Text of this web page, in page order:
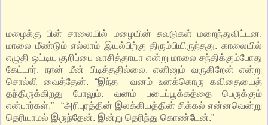
மழைக்கு பின் சாலையில் மழையின் சுவடுகள் மறைந்துவிட்டன.
மாலை மீண்டும் எல்லாம் இயல்பிற்கு திரும்பியிருந்தது. காலையில்
எழுதி ஒட்டிய குறிப்பை வாசித்தாயா என்று மாலை சந்திக்கும்போது
கேட்டார். நான் மீன் பிடித்ததில்லை. எனினும் வருகிறேன் என்று
சொல்லி வைத்தேன். “இந்த வனம் உனக்கொரு கவிதையைத்
தந்திருக்கிறது போலும். வனம் படைப்பூக்கத்தை பெருக்கும்
என்பார்கள்.” “அரிபுரத்தின் இலக்கியத்தின் சிக்கல் என்னவென்று
தெரியாமல் இருந்தேன். இன்று தெரிந்து கொண்டேன்.”